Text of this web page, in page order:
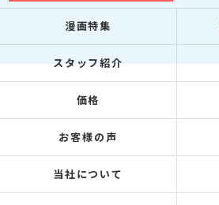
漫画特集
スタッフ紹介
価格
お客様の声
当社について